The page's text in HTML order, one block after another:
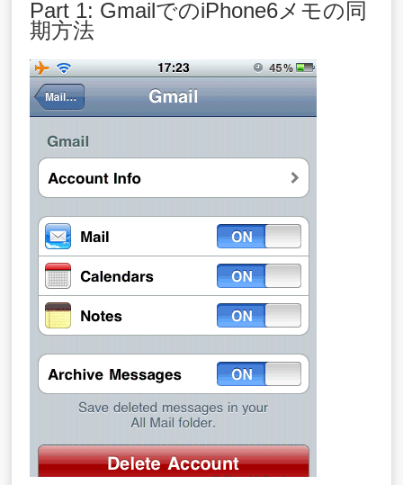
Part 1: GmailでのiPhone6メモの同
期方法